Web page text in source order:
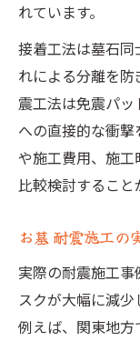
れています。
接着工法は墓石
れによる分離を
震工法は免震パ
への直接的な衝
や施工費用、施
比較検討すること
お墓 耐震施工の
実際の耐震施工
スクが大幅に減少
例えば、関東地